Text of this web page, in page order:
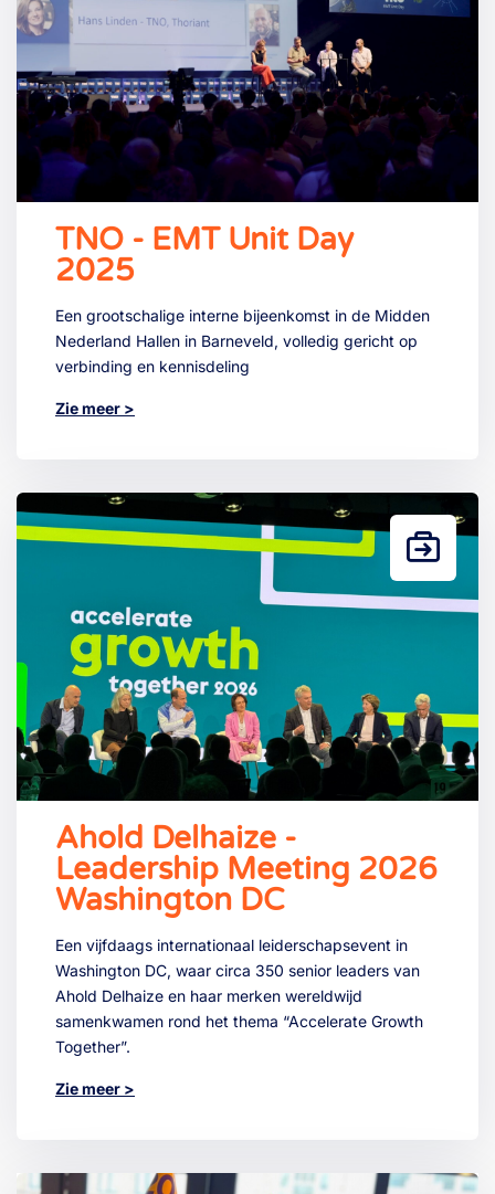
TNO - EMT Unit Day
2025
Een grootschalige interne bijeenkomst in de Midden
Nederland Hallen in Barneveld, volledig gericht op
verbinding en kennisdeling
Zie meer >
Ahold Delhaize -
Leadership Meeting 2026
Washington DC
Een vijfdaags internationaal leiderschapsevent in
Washington DC, waar circa 350 senior leaders van
Ahold Delhaize en haar merken wereldwijd
samenkwamen rond het thema “Accelerate Growth
Together”.
Zie meer >